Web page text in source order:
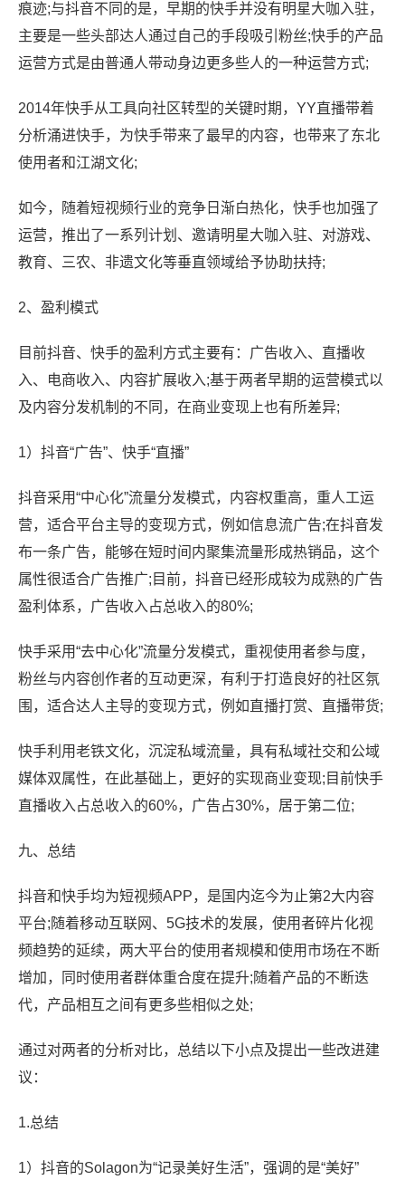
痕迹;与抖音不同的是，早期的快手并没有明星大咖入驻，
主要是一些头部达人通过自己的手段吸引粉丝;快手的产品
运营方式是由普通人带动身边更多些人的一种运营方式;
2014年快手从工具向社区转型的关键时期，YY直播带着
分析涌进快手，为快手带来了最早的内容，也带来了东北
使用者和江湖文化;
如今，随着短视频行业的竞争日渐白热化，快手也加强了
运营，推出了一系列计划、邀请明星大咖入驻、对游戏、
教育、三农、非遗文化等垂直领域给予协助扶持;
2、盈利模式
目前抖音、快手的盈利方式主要有：广告收入、直播收
入、电商收入、内容扩展收入;基于两者早期的运营模式以
及内容分发机制的不同，在商业变现上也有所差异;
1）抖音“广告”、快手“直播”
抖音采用“中心化”流量分发模式，内容权重高，重人工运
营，适合平台主导的变现方式，例如信息流广告;在抖音发
布一条广告，能够在短时间内聚集流量形成热销品，这个
属性很适合广告推广;目前，抖音已经形成较为成熟的广告
盈利体系，广告收入占总收入的80%;
快手采用“去中心化”流量分发模式，重视使用者参与度，
粉丝与内容创作者的互动更深，有利于打造良好的社区氛
围，适合达人主导的变现方式，例如直播打赏、直播带货;
快手利用老铁文化，沉淀私域流量，具有私域社交和公域
媒体双属性，在此基础上，更好的实现商业变现;目前快手
直播收入占总收入的60%，广告占30%，居于第二位;
九、总结
抖音和快手均为短视频APP，是国内迄今为止第2大内容
平台;随着移动互联网、5G技术的发展，使用者碎片化视
频趋势的延续，两大平台的使用者规模和使用市场在不断
增加，同时使用者群体重合度在提升;随着产品的不断迭
代，产品相互之间有更多些相似之处;
通过对两者的分析对比，总结以下小点及提出一些改进建
议：
1.总结
1）抖音的Solagon为“记录美好生活”，强调的是“美好”